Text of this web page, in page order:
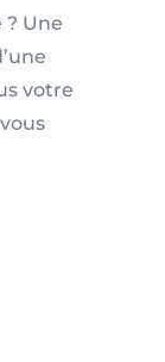
Une
votre